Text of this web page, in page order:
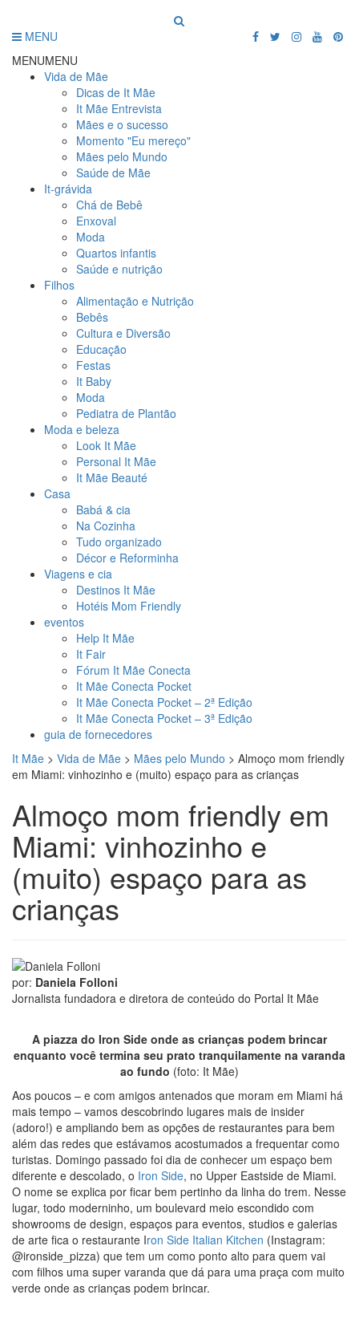
MENU
MENUMENU
Vida de Mãe
Dicas de It Mãe
It Mãe Entrevista
Mães e o sucesso
Momento "Eu mereço"
Mães pelo Mundo
Saúde de Mãe
It-grávida
Chá de Bebê
Enxoval
Moda
Quartos infantis
Saúde e nutrição
Filhos
Alimentação e Nutrição
Bebês
Cultura e Diversão
Educação
Festas
It Baby
Moda
Pediatra de Plantão
Moda e beleza
Look It Mãe
Personal It Mãe
It Mãe Beauté
Casa
Babá & cia
Na Cozinha
Tudo organizado
Décor e Reforminha
Viagens e cia
Destinos It Mãe
Hotéis Mom Friendly
eventos
Help It Mãe
It Fair
Fórum It Mãe Conecta
It Mãe Conecta Pocket
It Mãe Conecta Pocket – 2ª Edição
It Mãe Conecta Pocket – 3ª Edição
guia de fornecedores
It Mãe > Vida de Mãe > Mães pelo Mundo > Almoço mom friendly
em Miami: vinhozinho e (muito) espaço para as crianças
Almoço mom friendly em
Miami: vinhozinho e
(muito) espaço para as
crianças
por: Daniela Folloni
Jornalista fundadora e diretora de conteúdo do Portal It Mãe
A piazza do Iron Side onde as crianças podem brincar
enquanto você termina seu prato tranquilamente na varanda
ao fundo (foto: It Mãe)
Aos poucos – e com amigos antenados que moram em Miami há
mais tempo – vamos descobrindo lugares mais de insider
(adoro!) e ampliando bem as opções de restaurantes para bem
além das redes que estávamos acostumados a frequentar como
turistas. Domingo passado foi dia de conhecer um espaço bem
diferente e descolado, o Iron Side, no Upper Eastside de Miami.
O nome se explica por ficar bem pertinho da linha do trem. Nesse
lugar, todo moderninho, um boulevard meio escondido com
showrooms de design, espaços para eventos, studios e galerias
de arte fica o restaurante Iron Side Italian Kitchen (Instagram:
@ironside_pizza) que tem um como ponto alto para quem vai
com filhos uma super varanda que dá para uma praça com muito
verde onde as crianças podem brincar.